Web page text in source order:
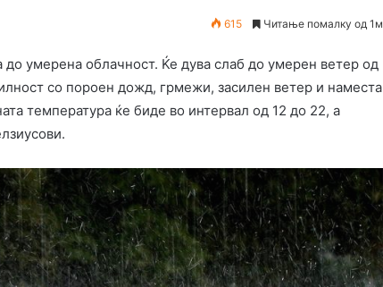
615 Читање помалку од 1м
умерена облачност. Ќе дува слаб до умерен ветер од
со пороен дожд, грмежи, засилен ветер и наместа
температура ќе биде во интервал од 12 до 22, а